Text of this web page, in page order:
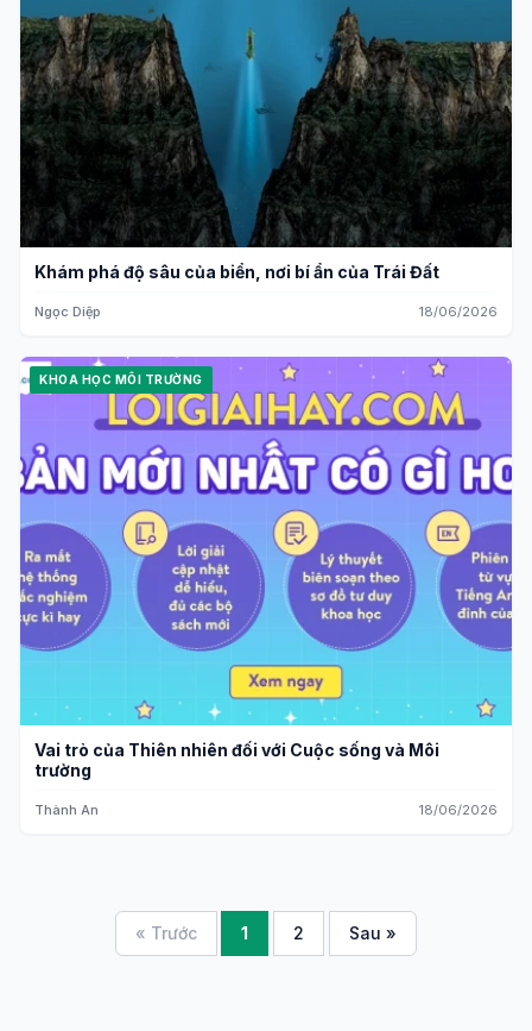
Khám phá độ sâu của biển, nơi bí ẩn của Trái Đất
Ngọc Diệp 18/06/2026
KHOA HỌC MÔI TRƯỜNG
Vai trò của Thiên nhiên đối với Cuộc sống và Môi
trường
Thành An 18/06/2026
« Trước 1 2 Sau »